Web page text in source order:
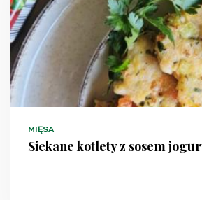
MIĘSA
Siekane kotlety z sosem